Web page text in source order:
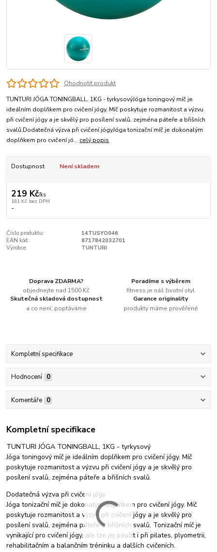
Ohodnotit produkt
TUNTURI JÓGA TONINGBALL, 1KG - tyrkysovýJóga toningový míč je
ideálním doplňkem pro cvičení jógy. Míč poskytuje rozmanitost a výzvu
při cvičení jógy a je skvělý pro posílení svalů, zejména páteře a břišních
svalů.Dodatečná výzva při cvičení jógyJóga tonizační míč je dokonalým
doplňkem pro cvičení jó... celý popis
Dostupnost Není skladem
219 Kč/ks
181 Kč bez DPH
-
Číslo produktu:
14TUSYO046
EAN kód:
8717842032701
Výrobce:
TUNTURI
Doprava ZDARMA?
objednejte nad 1500 Kč
Poradíme s výběrem
fitness je náš životní styl
Skutečná skladová dostupnost
a co není, poptáváme
Garance originality
produkty máme prověřené
Kompletní specifikace
Hodnocení 0
Komentáře 0
Kompletní specifikace
TUNTURI JÓGA TONINGBALL, 1KG - tyrkysový
Jóga toningový míč je ideálním doplňkem pro cvičení jógy. Míč
poskytuje rozmanitost a výzvu při cvičení jógy a je skvělý pro
posílení svalů, zejména páteře a břišních svalů.
Dodatečná výzva při cvičení jógy
Jóga tonizační míč je dokonalým doplňkem pro cvičení jógy. Míč
poskytuje rozmanitost a výzvu při cvičení jógy a je skvělý pro
posílení svalů, zejména páteře a břišních svalů. Tonizační míč je
vynikající pro cvičení jógy, ale lze jej použít i při pilates, plyometrii,
rehabilitačním a balančním tréninku a dalších cvičeních.